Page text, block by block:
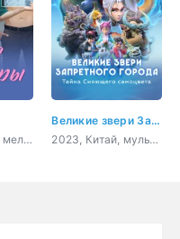
2026, Россия, мелодрама
Великие звери Запретного города: Тайна Сияющего самоцвета
2023, Китай, мультфильм, фэнтези, приключения, комедия, семейный